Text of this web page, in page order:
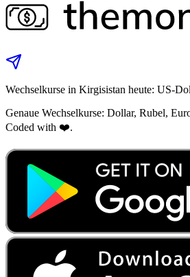
Wechselkurse in Kirgisistan heute: US-
Genaue Wechselkurse: Dollar, Rubel,
Coded with ❤️.